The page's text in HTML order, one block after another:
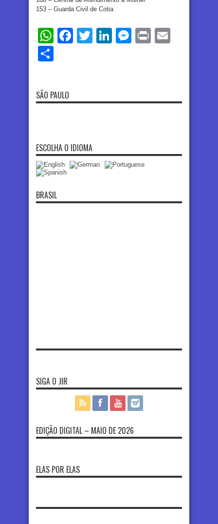
153 – Guarda Civil de Cotia
WhatsApp
Facebook
TwitterLinkedIn
Messenger
Print
SÃO PAULO
ESCOLHA O IDIOMA
BRASIL
SIGA O JIR
EDIÇÃO DIGITAL – MAIO DE 2026
ELAS POR ELAS